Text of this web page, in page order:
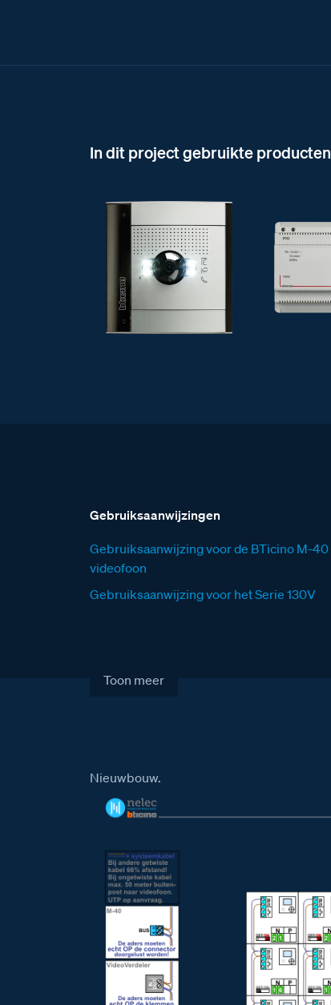
In dit project gebruikte producten
Gebruiksaanwijzingen
Gebruiksaanwijzing voor de BTicino M-40
videofoon
Gebruiksaanwijzing voor het Serie 130V
Toon meer
Nieuwbouw.